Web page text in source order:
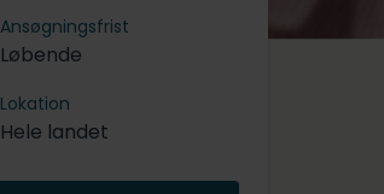
Ansøgningsfrist
Løbende
Lokation
Hele landet